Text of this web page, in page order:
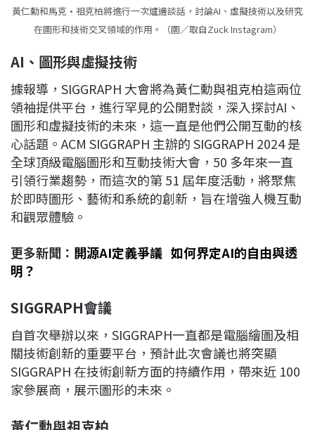
黃仁勳和馬克·祖克柏將進行一次爐邊談話，討論AI、虛擬技術以及研究
在圖形和技術交叉領域的作用。（圖／取自Zuck Instagram）
AI 、圖形與虛擬技術
據報導，SIGGRAPH 大會將為黃仁勳與祖克柏這兩位
領袖提供平台，進行罕見的公開對談，深入探討AI、
圖形和虛擬技術的未來，這一直是他們公開互動的核
心話題。ACM SIGGRAPH 主辦的 SIGGRAPH 2024 是
全球頂級電腦圖形和互動技術大會，50 多年來一直
引領行業趨勢，而這次的第 51 屆年度活動，將聚焦
於即時圖形、藝術和系統的創新，旨在增強人機互動
和觀眾體驗。
更多新聞： 開源AI定義爭議 如何界定AI的自由與透
明？
SIGGRAPH會議
自首次舉辦以來，SIGGRAPH一直都是電腦繪圖及相
關技術創新的重要平台，預計此次會議也將突顯
SIGGRAPH 在技術創新方面的持續作用，帶來近 100
家參展商，展示圖形的未來。